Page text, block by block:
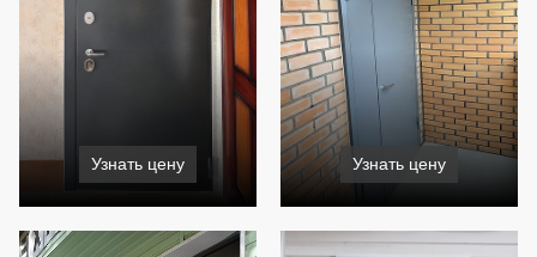
Узнать цену Узнать цену